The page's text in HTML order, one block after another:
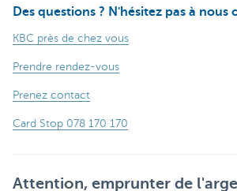
Des questions ? N'hésitez pas à nous
KBC près de chez vous
Prendre rendez-vous
Prenez contact
Card Stop 078 170 170
Attention, emprunter de